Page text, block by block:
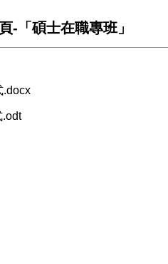
-「碩士在職專班」
.docx
.odt